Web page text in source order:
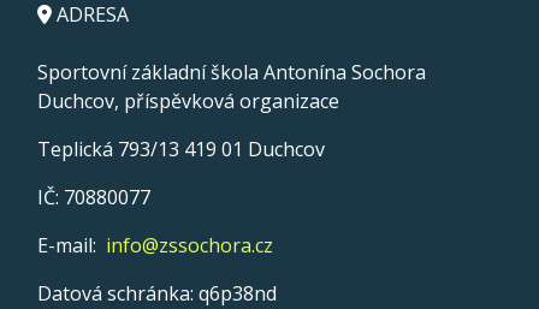
ADRESA
Sportovní základní škola Antonína Sochora
Duchcov, příspěvková organizace
Teplická 793/13 419 01 Duchcov
IČ: 70880077
E-mail: info@zssochora.cz
Datová schránka: q6p38nd